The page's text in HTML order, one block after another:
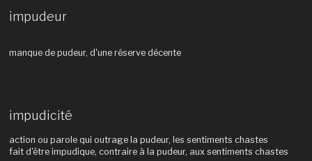
impudeur
manque de pudeur, d'une réserve décente
impudicité
action ou parole qui outrage la pudeur, les sentiments chastes
fait d'être impudique, contraire à la pudeur, aux sentiments chastes